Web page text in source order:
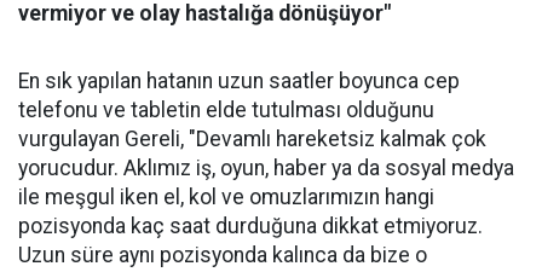
vermiyor ve olay hastalığa dönüşüyor"
En sık yapılan hatanın uzun saatler boyunca cep
telefonu ve tabletin elde tutulması olduğunu
vurgulayan Gereli, "Devamlı hareketsiz kalmak çok
yorucudur. Aklımız iş, oyun, haber ya da sosyal medya
ile meşgul iken el, kol ve omuzlarımızın hangi
pozisyonda kaç saat durduğuna dikkat etmiyoruz.
Uzun süre aynı pozisyonda kalınca da bize o